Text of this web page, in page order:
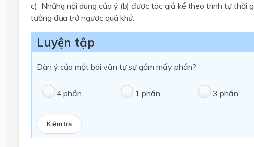
c) Những nội dung của ý (b) được tác giả kể theo trình tự thời
tưởng đưa trở ngược quá khứ.
Luyện tập
Dàn ý của một bài văn tự sự gồm mấy phần?
4 phần. 1 phần. 3 phần.
Kiểm tra